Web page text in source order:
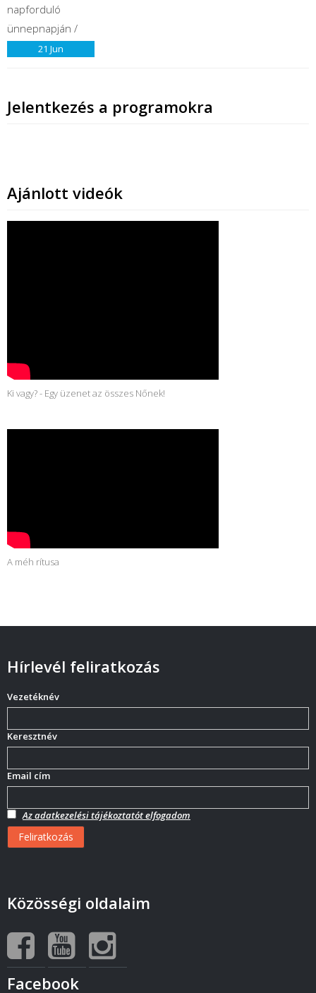
21 Jun
Jelentkezés a programokra
Ajánlott videók
Ki vagy? - Egy üzenet az összes Nőnek!
A méh rítusa
Hírlevél feliratkozás
Vezetéknév
Keresztnév
Email cím
Az adatkezelési tájékoztatót elfogadom
Közösségi oldalaim
Facebook